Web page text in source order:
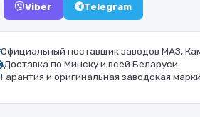
Viber Telegram
Официальный поставщик заводов МАЗ,
Доставка по Минску и всей Беларуси
Гарантия и оригинальная заводская